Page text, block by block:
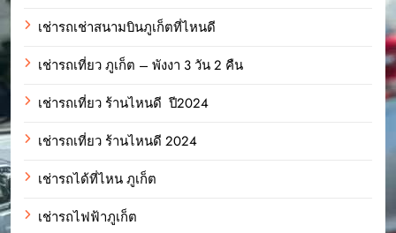
เช่ารถเช่าสนามบินภูเก็ตที่ไหนดี
เช่ารถเที่ยว ภูเก็ต – พังงา 3 วัน 2 คืน
เช่ารถเที่ยว ร้านไหนดี ปี2024
เช่ารถเที่ยว ร้านไหนดี 2024
เช่ารถได้ที่ไหน ภูเก็ต
เช่ารถไฟฟ้าภูเก็ต